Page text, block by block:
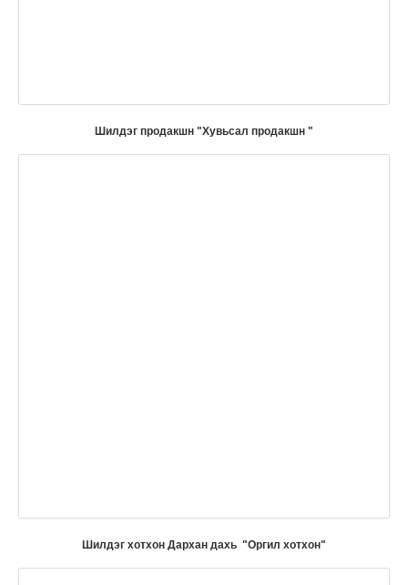
Шилдэг продакшн "Хувьсал продакшн "
Шилдэг хотхон Дархан дахь "Оргил хотхон"